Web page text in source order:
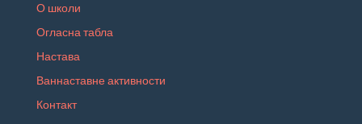
О школи
Огласна табла
Настава
Ваннаставне активности
Контакт